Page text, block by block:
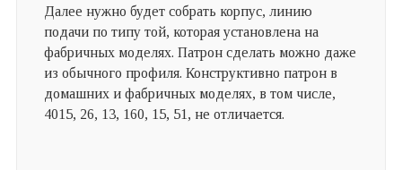
Далее нужно будет собрать корпус, линию
подачи по типу той, которая установлена на
фабричных моделях. Патрон сделать можно даже
из обычного профиля. Конструктивно патрон в
домашних и фабричных моделях, в том числе,
4015, 26, 13, 160, 15, 51, не отличается.